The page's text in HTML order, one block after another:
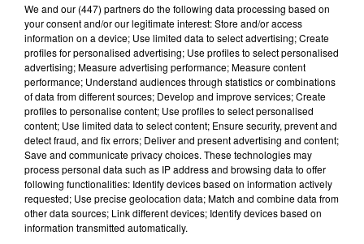
l'événement gravissime qui va, une fois de plus, permettre
de montrer du doigt les musulmans et d'inventer une
guerre civile. Voilà, c'est bateau tout ça !» a lâché Jean-
Luc Mélenchon…
Le maire de Toulouse s’est aussi étranglé… il qualifie
« d’abjects [...] d’intolérables»la sortie du leader de LFI.
Pour Jean-Luc Moudenc« après l’islamo-gauchisme,
Mélenchon invente l’islamo-complotisme »; «Toulouse et
Montauban ont été meurtries dans leur chair en mars
We and our (447) partnersdo the following data processing based on
your consent and/or our legitimate interest: Store and/or access
information on a device; Use limited data to select advertising; Create
profiles for personalised advertising; Use profiles to select personalised
advertising; Measure advertising performance; Measure content
performance; Understand audiences through statistics or combinations
of data from different sources; Develop and improve services; Create
profiles to personalise content; Use profiles to select personalised
content; Use limited data to select content; Ensure security, prevent and
detect fraud, and fix errors; Deliver and present advertising and content;
Save and communicate privacy choices. These technologies may
process personal data such as IP address and browsing data to offer
following functionalities: Identify devices based on information actively
requested; Use precise geolocation data; Match and combine data from
other data sources; Link different devices; Identify devices based on
information transmitted automatically.